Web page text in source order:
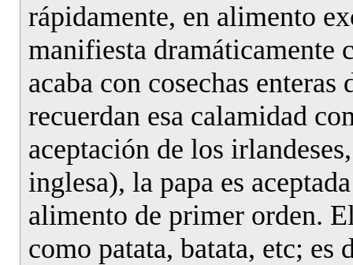
rápidamente, en alimento
manifiesta dramáticamente
acaba con cosechas
recuerdan esa calamidad
aceptación de los
inglesa), la papa es
alimento de primer orden.
como patata, batata, etc;